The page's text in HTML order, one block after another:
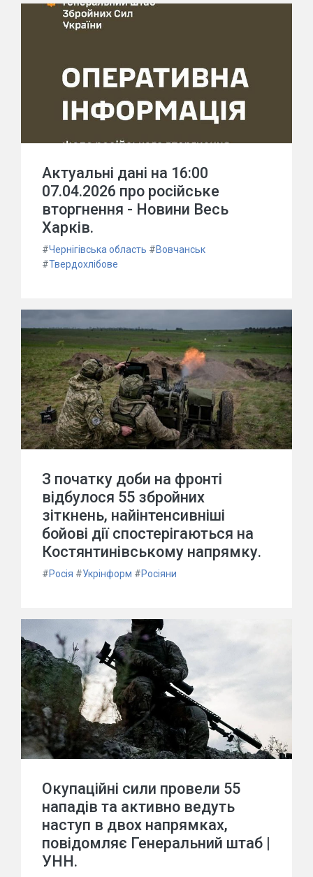
Актуальні дані на 16:00
07.04.2026 про російське
вторгнення - Новини Весь
Харків.
#Чернігівська область #Вовчанськ
#Твердохлібове
З початку доби на фронті
відбулося 55 збройних
зіткнень, найінтенсивніші
бойові дії спостерігаються на
Костянтинівському напрямку.
#Росія #Укрінформ #Росіяни
Окупаційні сили провели 55
нападів та активно ведуть
наступ в двох напрямках,
повідомляє Генеральний штаб |
УНН.